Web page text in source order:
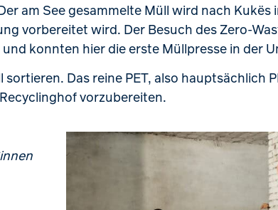
am See gesammelte Müll wird nach
vorbereitet wird. Der Besuch des Zero-
konnten hier die erste Müllpresse in der
Das reine PET, also hauptsächlich
vorzubereiten.